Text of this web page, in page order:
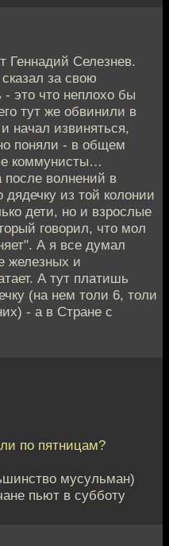
Геннадий Селезнев.
за свою
- это что неплохо бы
тут же обвинили в
начал извиняться,
поняли - в общем
коммунисты…
после волнений в
дядечку из той колонии
дети, но и взрослые
говорил, что мол
А я все думал
железных и
А тут платишь
(на нем толи 6, толи
- а в Стране с
по пятницам?
мусульман)
пьют в субботу